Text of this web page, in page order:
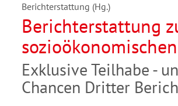
Berichterstattung (Hg.)
Berichterstattung
sozioökonomischen
Entwicklung in
Deutschland
Exklusive Teilhabe -
Chancen Dritter